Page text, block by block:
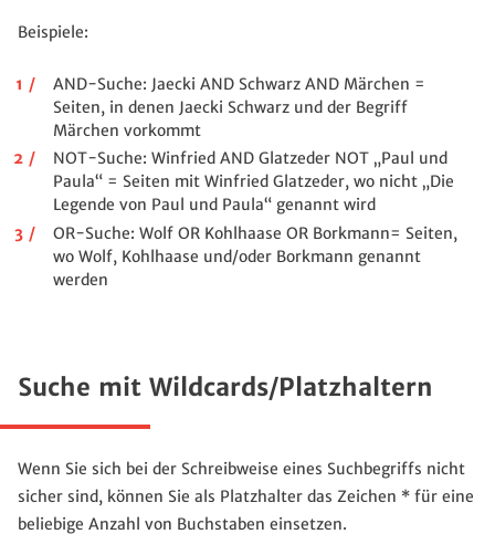
Beispiele:
AND-Suche: Jaecki AND Schwarz AND Märchen =
Seiten, in denen Jaecki Schwarz und der Begriff
Märchen vorkommt
NOT-Suche: Winfried AND Glatzeder NOT „Paul und
Paula“ = Seiten mit Winfried Glatzeder, wo nicht „Die
Legende von Paul und Paula“ genannt wird
OR-Suche: Wolf OR Kohlhaase OR Borkmann= Seiten,
wo Wolf, Kohlhaase und/oder Borkmann genannt
werden
Suche mit Wildcards/Platzhaltern
Wenn Sie sich bei der Schreibweise eines Suchbegriffs nicht
sicher sind, können Sie als Platzhalter das Zeichen * für eine
beliebige Anzahl von Buchstaben einsetzen.